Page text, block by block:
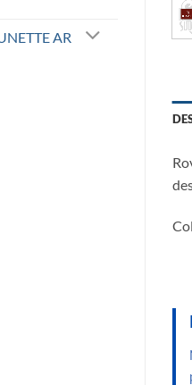
AR